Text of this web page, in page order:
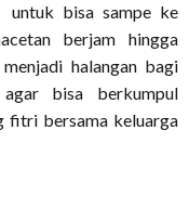
untuk bisa sampe ke
berjam hingga
halangan bagi
bisa berkumpul
fitri bersama keluarga